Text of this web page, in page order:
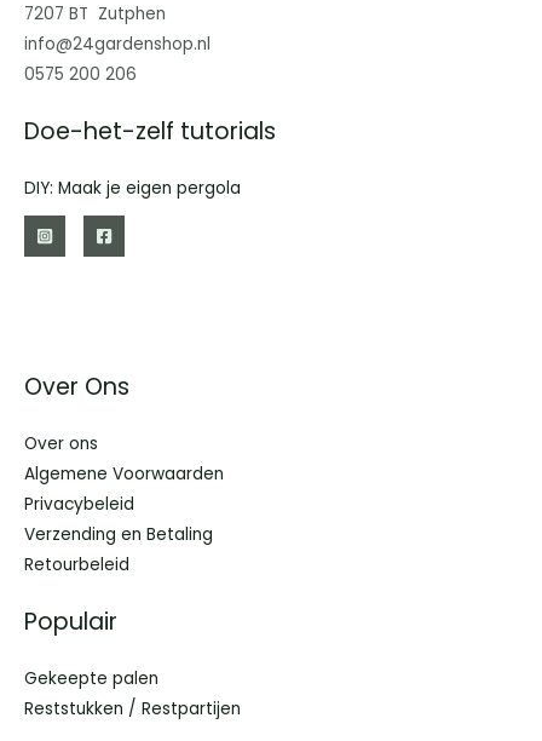
7207 BT Zutphen
info@24gardenshop.nl
0575 200 206
Doe-het-zelf tutorials
DIY: Maak je eigen pergola
Over Ons
Over ons
Algemene Voorwaarden
Privacybeleid
Verzending en Betaling
Retourbeleid
Populair
Gekeepte palen
Reststukken / Restpartijen